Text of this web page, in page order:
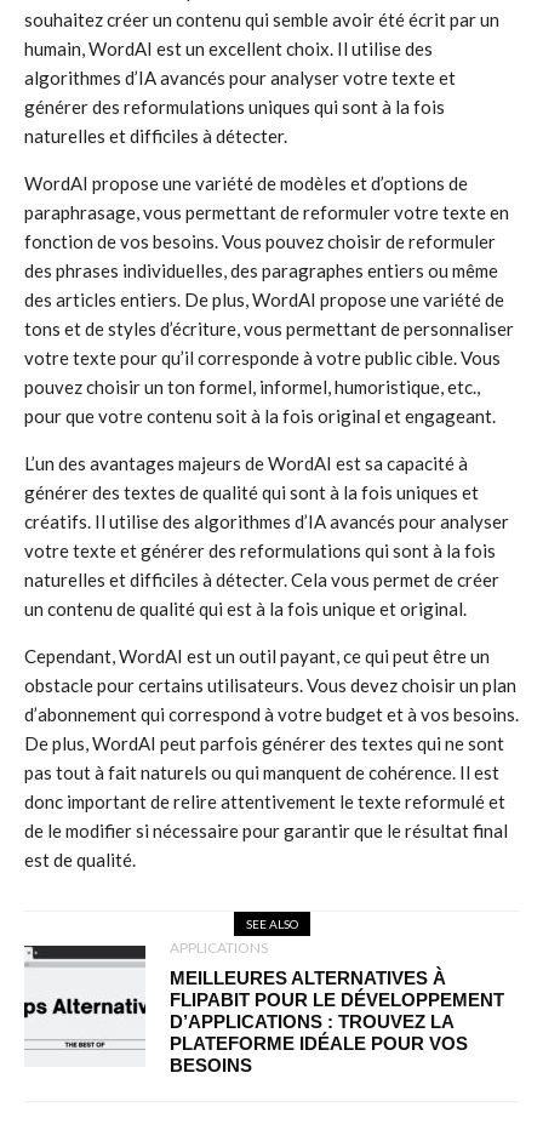
souhaitez créer un contenu qui semble avoir été écrit par un
humain, WordAI est un excellent choix. Il utilise des
algorithmes d’IA avancés pour analyser votre texte et
générer des reformulations uniques qui sont à la fois
naturelles et difficiles à détecter.
WordAI propose une variété de modèles et d’options de
paraphrasage, vous permettant de reformuler votre texte en
fonction de vos besoins. Vous pouvez choisir de reformuler
des phrases individuelles, des paragraphes entiers ou même
des articles entiers. De plus, WordAI propose une variété de
tons et de styles d’écriture, vous permettant de personnaliser
votre texte pour qu’il corresponde à votre public cible. Vous
pouvez choisir un ton formel, informel, humoristique, etc.,
pour que votre contenu soit à la fois original et engageant.
L’un des avantages majeurs de WordAI est sa capacité à
générer des textes de qualité qui sont à la fois uniques et
créatifs. Il utilise des algorithmes d’IA avancés pour analyser
votre texte et générer des reformulations qui sont à la fois
naturelles et difficiles à détecter. Cela vous permet de créer
un contenu de qualité qui est à la fois unique et original.
Cependant, WordAI est un outil payant, ce qui peut être un
obstacle pour certains utilisateurs. Vous devez choisir un plan
d’abonnement qui correspond à votre budget et à vos besoins.
De plus, WordAI peut parfois générer des textes qui ne sont
pas tout à fait naturels ou qui manquent de cohérence. Il est
donc important de relire attentivement le texte reformulé et
de le modifier si nécessaire pour garantir que le résultat final
est de qualité.
SEE ALSO
APPLICATIONS
MEILLEURES ALTERNATIVES À
FLIPABIT POUR LE DÉVELOPPEMENT
D’APPLICATIONS : TROUVEZ LA
PLATEFORME IDÉALE POUR VOS
BESOINS